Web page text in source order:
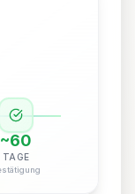
~60
TAGE